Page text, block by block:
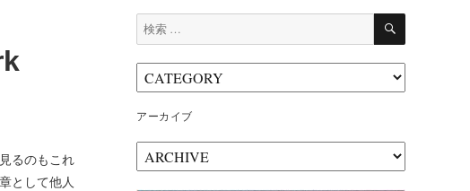
るのもこれ
として他人
検
索:
検
アーカイブ
ー
カ